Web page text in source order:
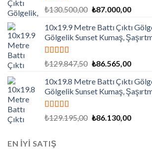
5 üzerinden
oy aldı
₺130.500,00 Orijinal
₺130.500,00.
₺87.000,00Şu
fiyat:
10x19.9 Metre Battı Çıktı
Gölgelik Sunset Kumaş,
5 üzerinden
oy aldı
₺129.847,50 Orijinal
₺129.847,50.
₺86.565,00Şu
fiyat:
10x19.8 Metre Battı Çıktı
Gölgelik Sunset Kumaş,
5 üzerinden
oy aldı
₺129.195,00 Orijinal
₺86.130,00Şu
EN İYİ SATIŞ